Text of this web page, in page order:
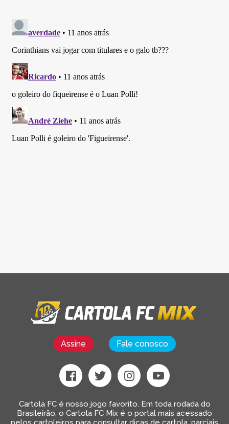
Assine Fale conosco
Cartola FC é nosso jogo favorito. Em toda rodada do
Brasileirão, o Cartola FC Mix é o portal mais acessado